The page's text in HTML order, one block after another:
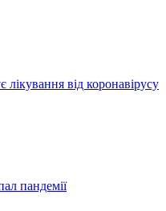
лікування від коронавірусу
пандемії